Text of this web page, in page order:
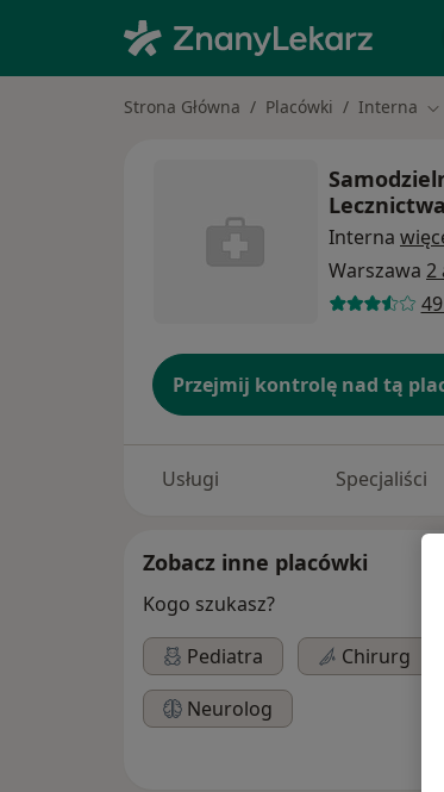
Strona Główna Placówki Interna
Interna
Warszawa 2
Przejmij kontrolę nad tą
Usługi Specjaliści
Zobacz inne placówki
Kogo szukasz?
Pediatra
Chirurg
Neurolog